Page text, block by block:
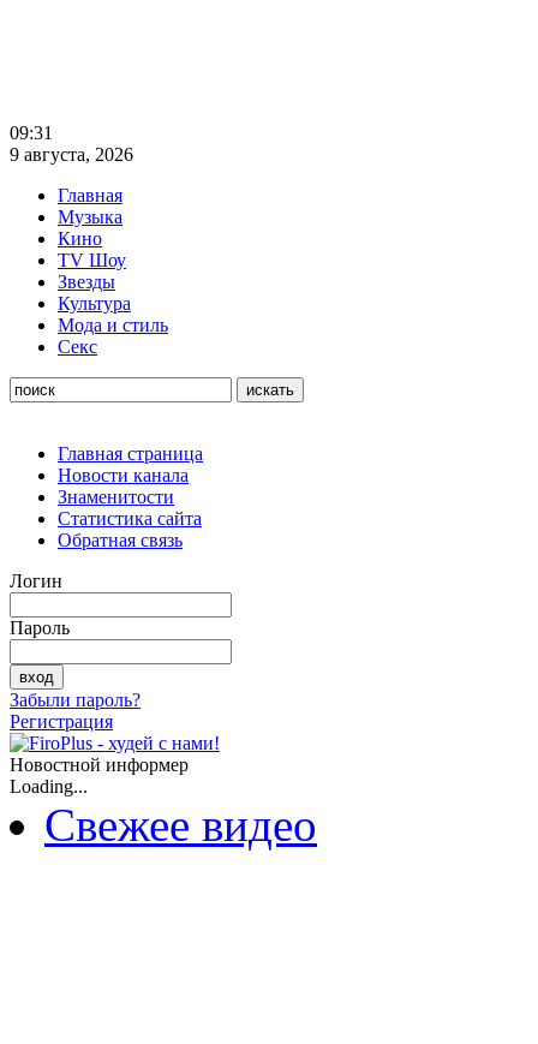
09:31
9 августа, 2026
Главная
Музыка
Кино
TV Шоу
Звезды
Культура
Мода и стиль
Секс
Главная страница
Новости канала
Знаменитости
Статистика сайта
Обратная связь
Логин
Пароль
Забыли пароль?
Регистрация
Новостной информер
Loading...
Свежее видео